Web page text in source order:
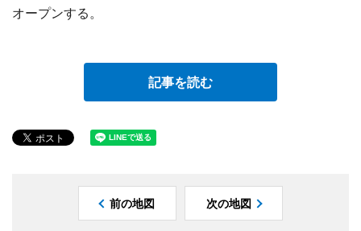
オープンする。
記事を読む
前の地図 次の地図